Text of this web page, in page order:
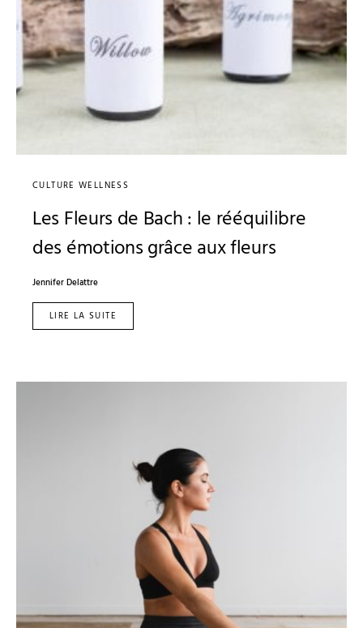
CULTURE WELLNESS
Les Fleurs de Bach : le rééquilibre
des émotions grâce aux fleurs
Jennifer Delattre
LIRE LA SUITE